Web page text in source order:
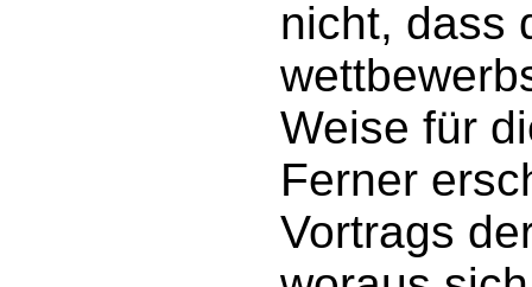
nicht, dass
Weise für
Ferner
Vortrags